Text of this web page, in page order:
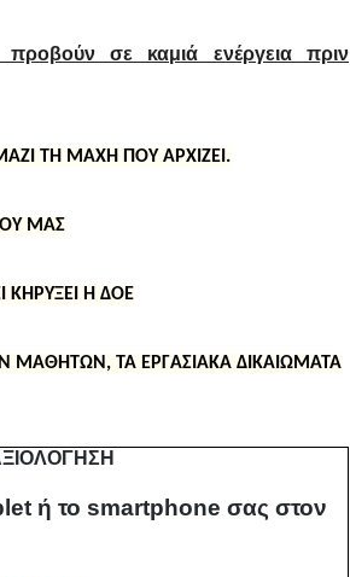
σε καμιά ενέργεια πριν
ΤΗ ΜΑΧΗ ΠΟΥ ΑΡΧΙΖΕΙ.
ΜΑΣ
Η ΔΟΕ
ΜΑΘΗΤΩΝ, ΤΑ ΕΡΓΑΣΙΑΚΑ ΔΙΚΑΙΩΜΑΤΑ
ή το smartphone σας στον